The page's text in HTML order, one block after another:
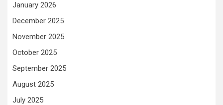
January 2026
December 2025
November 2025
October 2025
September 2025
August 2025
July 2025